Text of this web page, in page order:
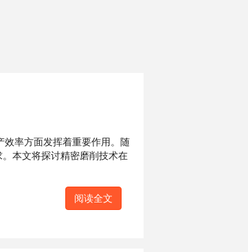
率方面发挥着重要作用。随
本文将探讨精密磨削技术在
阅读全文